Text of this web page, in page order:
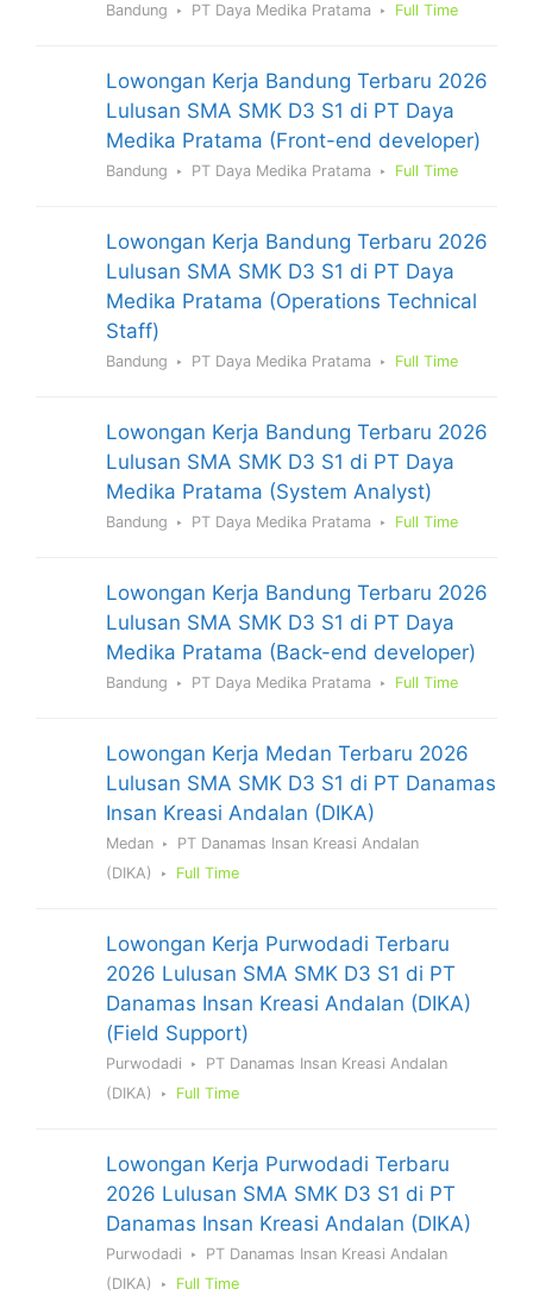
Bandung PT Daya Medika Pratama Full Time
Lowongan Kerja Bandung Terbaru 2026
Lulusan SMA SMK D3 S1 di PT Daya
Medika Pratama (Front-end developer)
Bandung PT Daya Medika Pratama Full Time
Lowongan Kerja Bandung Terbaru 2026
Lulusan SMA SMK D3 S1 di PT Daya
Medika Pratama (Operations Technical
Staff)
Bandung PT Daya Medika Pratama Full Time
Lowongan Kerja Bandung Terbaru 2026
Lulusan SMA SMK D3 S1 di PT Daya
Medika Pratama (System Analyst)
Bandung PT Daya Medika Pratama Full Time
Lowongan Kerja Bandung Terbaru 2026
Lulusan SMA SMK D3 S1 di PT Daya
Medika Pratama (Back-end developer)
Bandung PT Daya Medika Pratama Full Time
Lowongan Kerja Medan Terbaru 2026
Lulusan SMA SMK D3 S1 di PT Danamas
Insan Kreasi Andalan (DIKA)
Medan
PT Danamas Insan Kreasi Andalan
(DIKA)
Full Time
Lowongan Kerja Purwodadi Terbaru
2026 Lulusan SMA SMK D3 S1 di PT
Danamas Insan Kreasi Andalan (DIKA)
(Field Support)
Purwodadi
PT Danamas Insan Kreasi Andalan
(DIKA)
Full Time
Lowongan Kerja Purwodadi Terbaru
2026 Lulusan SMA SMK D3 S1 di PT
Danamas Insan Kreasi Andalan (DIKA)
Purwodadi
PT Danamas Insan Kreasi Andalan
(DIKA)
Full Time